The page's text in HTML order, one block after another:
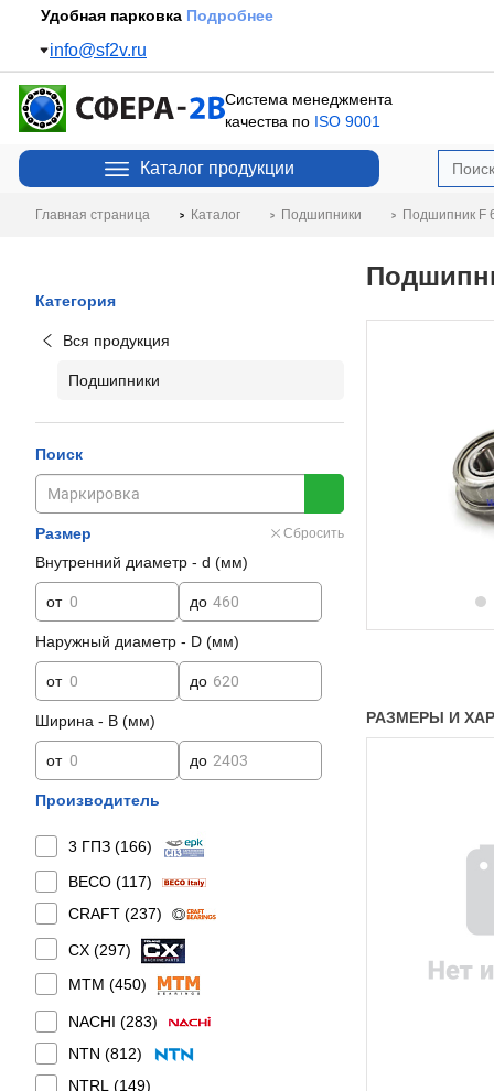
Удобная парковка Подробнее
info@sf2v.ru
Система менеджмента
качества по ISO 9001
Каталог продукции
Главная страница Каталог Подшипники Подшипник F
Категория
Вся продукция
Подшипники
Поиск
Размер Сбросить
Внутренний диаметр - d (мм)
от до
Наружный диаметр - D (мм)
от до
Ширина - B (мм)
от до
Производитель
3 ГПЗ (166)
BECO (117)
CRAFT (237)
CX (297)
MTM (450)
NACHI (283)
NTN (812)
NTRL (149)
РАЗМЕРЫ И